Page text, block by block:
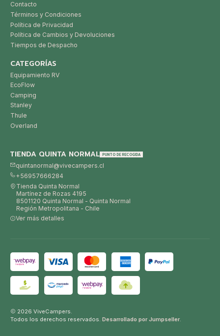
Contacto
Términos y Condiciones
Política de Privacidad
Política de Cambios y Devoluciones
Tiempos de Despacho
CATEGORÍAS
Equipamiento RV
EcoFlow
Camping
Stanley
Thule
Overland
TIENDA QUINTA NORMAL PUNTO DE RECOGIDA
quintanormal@vivecampers.cl
+56957666284
Tienda Quinta Normal
Martínez de Rozas 4195
8501120 Quinta Normal - Quinta Normal
Región Metropolitana - Chile
Ver más detalles
2026 ViveCampers.
Todos los derechos reservados. Desarrollado por Jumpseller.